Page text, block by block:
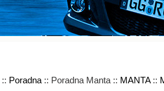
:: Poradna :: Poradna Manta :: MANTA::